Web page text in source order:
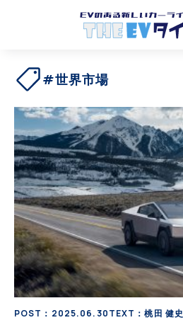
#世界市場
POST：2025.06.30TEXT：桃田 健史